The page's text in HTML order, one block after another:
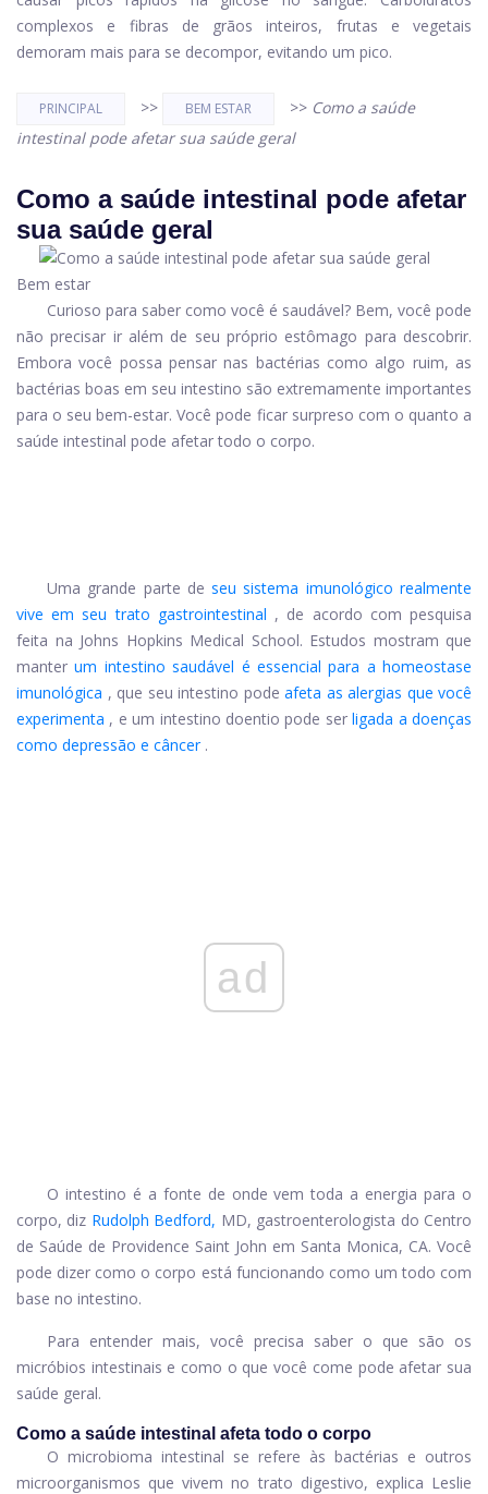
complexos e fibras de grãos inteiros, frutas e vegetais
demoram mais para se decompor, evitando um pico.
PRINCIPAL >> BEM ESTAR >> Como a saúde
intestinal pode afetar sua saúde geral
Como a saúde intestinal pode afetar
sua saúde geral
Bem estar
Curioso para saber como você é saudável? Bem, você pode
não precisar ir além de seu próprio estômago para descobrir.
Embora você possa pensar nas bactérias como algo ruim, as
bactérias boas em seu intestino são extremamente importantes
para o seu bem-estar. Você pode ficar surpreso com o quanto a
saúde intestinal pode afetar todo o corpo.
Uma grande parte de seu sistema imunológico realmente
vive em seu trato gastrointestinal , de acordo com pesquisa
feita na Johns Hopkins Medical School. Estudos mostram que
manter um intestino saudável é essencial para a homeostase
imunológica , que seu intestino pode afeta as alergias que você
experimenta , e um intestino doentio pode ser ligada a doenças
como depressão e câncer .
ad
O intestino é a fonte de onde vem toda a energia para o
corpo, diz Rudolph Bedford, MD, gastroenterologista do Centro
de Saúde de Providence Saint John em Santa Monica, CA. Você
pode dizer como o corpo está funcionando como um todo com
base no intestino.
Para entender mais, você precisa saber o que são os
micróbios intestinais e como o que você come pode afetar sua
saúde geral.
Como a saúde intestinal afeta todo o corpo
O microbioma intestinal se refere às bactérias e outros
microorganismos que vivem no trato digestivo, explica Leslie